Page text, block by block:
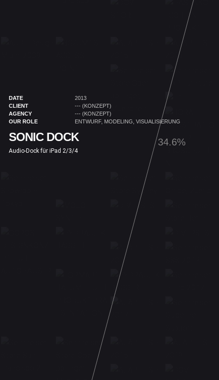
35.8%
DATE
2013
CLIENT
--- (KONZEPT)
AGENCY
--- (KONZEPT)
OUR ROLE
ENTWURF, MODELING, VISUALISIERUNG
SONIC DOCK
Audio-Dock für iPad 2/3/4